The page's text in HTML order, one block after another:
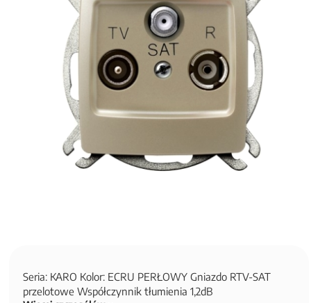
Seria: KARO Kolor: ECRU PERŁOWY Gniazdo RTV-SAT
przelotowe Współczynnik tłumienia 1,2dB